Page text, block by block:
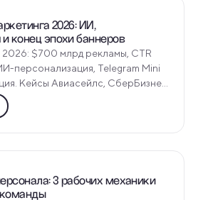
2026: ИИ,
конец эпохи баннеров
2026: $700 млрд рекламы, CTR
персонализация, Telegram Mini
Кейсы Авиасейлс, СберБизнес,
- тренды и внедрение.
3 рабочих механики